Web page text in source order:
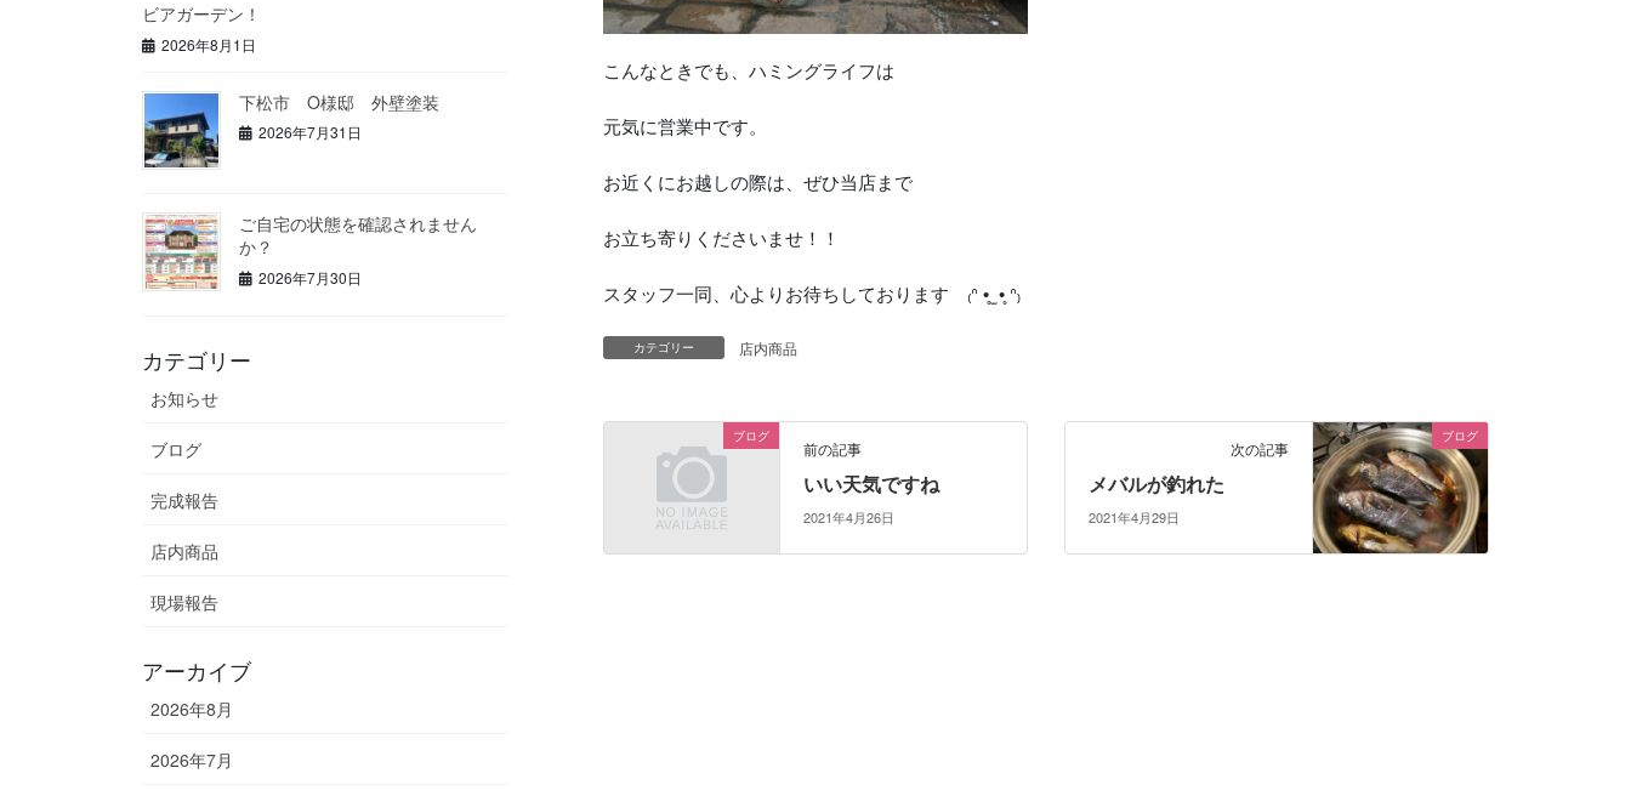
こんなときでも、ハミングライフは
元気に営業中です。
お近くにお越しの際は、ぜひ当店まで
お立ち寄りくださいませ！！
スタッフ一同、心よりお待ちしております ₍ᐢ •̥ ̫ •̥ ᐢ₎‪
カテゴリー 店内商品
ブログ
前の記事
いい天気ですね
2021年4月26日
ブログ
次の記事
メバルが釣れた
2021年4月29日
ビアガーデン！
2026年8月1日
下松市 O様邸 外壁塗装
2026年7月31日
ご自宅の状態を確認されません
か？
2026年7月30日
カテゴリー
お知らせ
ブログ
完成報告
店内商品
現場報告
アーカイブ
2026年8月
2026年7月